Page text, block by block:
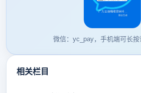
微信：yc_pay，手机端可长按
相关栏目